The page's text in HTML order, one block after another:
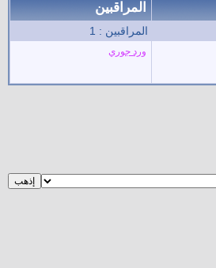
المراقبين
المراقبين : 1
ورد جوري